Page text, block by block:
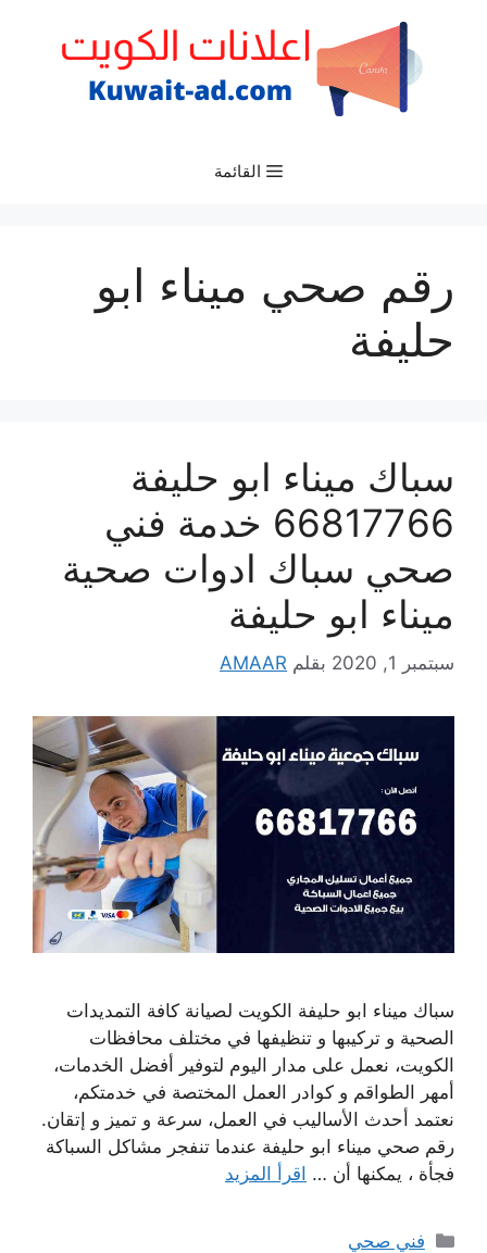
القائمة
رقم صحي ميناء ابو
حليفة
سباك ميناء ابو حليفة
66817766 خدمة فني
صحي سباك ادوات صحية
ميناء ابو حليفة
سبتمبر 1, 2020 بقلم AMAAR
سباك ميناء ابو حليفة الكويت لصيانة كافة التمديدات
الصحية و تركيبها و تنظيفها في مختلف محافظات
الكويت، نعمل على مدار اليوم لتوفير أفضل الخدمات،
أمهر الطواقم و كوادر العمل المختصة في خدمتكم،
نعتمد أحدث الأساليب في العمل، سرعة و تميز و إتقان.
رقم صحي ميناء ابو حليفة عندما تنفجر مشاكل السباكة
فجأة ، يمكنها أن … اقرأ المزيد
التصنيفات
فني صحي